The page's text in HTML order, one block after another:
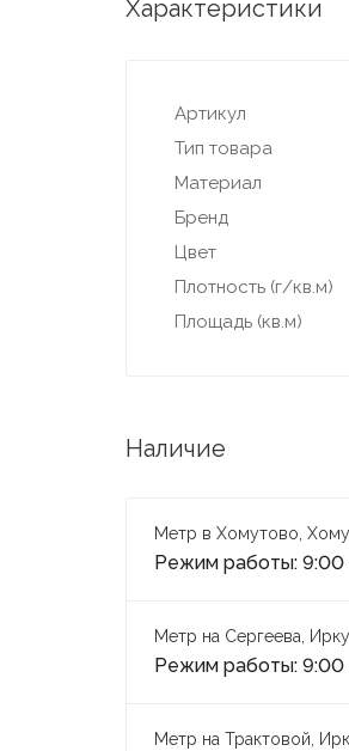
Характеристики
Артикул
Тип товара
Материал
Бренд
Цвет
Плотность (г/кв.м)
Площадь (кв.м)
Наличие
Метр в Хомутово,
Режим работы:
Метр на Сергеева,
Режим работы:
Метр на Трактовой,